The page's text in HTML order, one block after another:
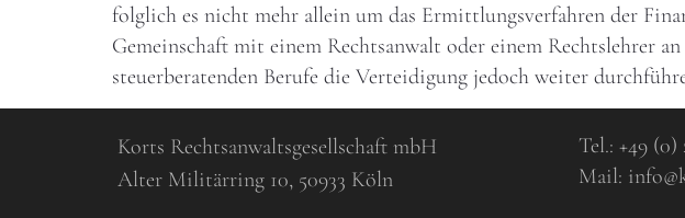
folglich es nicht mehr allein um das Ermittlungsverfahren der
Gemeinschaft mit einem Rechtsanwalt oder einem Rechtslehrer
steuerberatenden Berufe die Verteidigung jedoch weiter
Korts Rechtsanwaltsgesellschaft mbH
Alter Militärring 10, 50933 Köln
Tel.: +49 (0)
Mail: